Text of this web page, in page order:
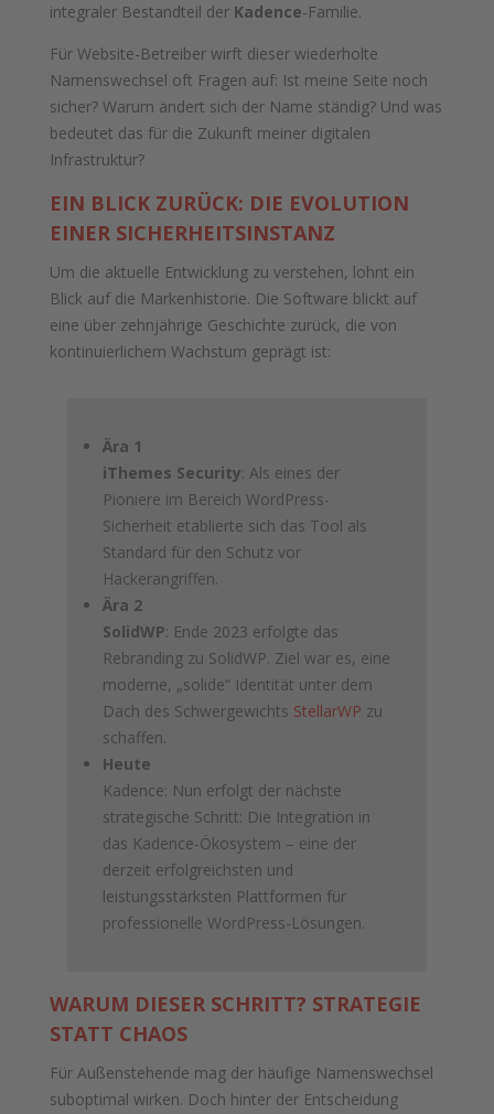
integraler Bestandteil der Kadence-Familie.
Für Website-Betreiber wirft dieser wiederholte
Namenswechsel oft Fragen auf: Ist meine Seite noch
sicher? Warum ändert sich der Name ständig? Und was
bedeutet das für die Zukunft meiner digitalen
Infrastruktur?
EIN BLICK ZURÜCK: DIE EVOLUTION
EINER SICHERHEITSINSTANZ
Um die aktuelle Entwicklung zu verstehen, lohnt ein
Blick auf die Markenhistorie. Die Software blickt auf
eine über zehnjährige Geschichte zurück, die von
kontinuierlichem Wachstum geprägt ist:
Ära 1
iThemes Security: Als eines der
Pioniere im Bereich WordPress-
Sicherheit etablierte sich das Tool als
Standard für den Schutz vor
Hackerangriffen.
Ära 2
SolidWP: Ende 2023 erfolgte das
Rebranding zu SolidWP. Ziel war es, eine
moderne, „solide“ Identität unter dem
Dach des Schwergewichts StellarWP zu
schaffen.
Heute
Kadence: Nun erfolgt der nächste
strategische Schritt: Die Integration in
das Kadence-Ökosystem – eine der
derzeit erfolgreichsten und
leistungsstärksten Plattformen für
professionelle WordPress-Lösungen.
WARUM DIESER SCHRITT? STRATEGIE
STATT CHAOS
Für Außenstehende mag der häufige Namenswechsel
suboptimal wirken. Doch hinter der Entscheidung